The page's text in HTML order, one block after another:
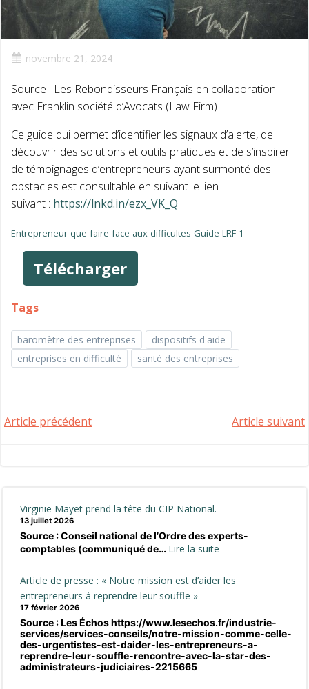
novembre 21, 2024
Source : Les Rebondisseurs Français en collaboration
avec Franklin société d’Avocats (Law Firm)
Ce guide qui permet d’identifier les signaux d’alerte, de
découvrir des solutions et outils pratiques et de s’inspirer
de témoignages d’entrepreneurs ayant surmonté des
obstacles est consultable en suivant le lien
suivant : https://lnkd.in/ezx_VK_Q
Entrepreneur-que-faire-face-aux-difficultes-Guide-LRF-1
Télécharger
Tags
baromètre des entreprises
dispositifs d'aide
entreprises en difficulté
santé des entreprises
Post
Article précédent Article suivant
Virginie Mayet prend la tête du CIP National.
13 juillet 2026
Source : Conseil national de l’Ordre des experts-
comptables (communiqué de… Lire la suite
Mayet
tête
du
CIP
Article de presse : « Notre mission est d’aider les
entrepreneurs à reprendre leur souffle »
17 février 2026
Source : Les Échos https://www.lesechos.fr/industrie-
services/services-conseils/notre-mission-comme-celle-
des-urgentistes-est-daider-les-entrepreneurs-a-
reprendre-leur-souffle-rencontre-avec-la-star-des-
administrateurs-judiciaires-2215665